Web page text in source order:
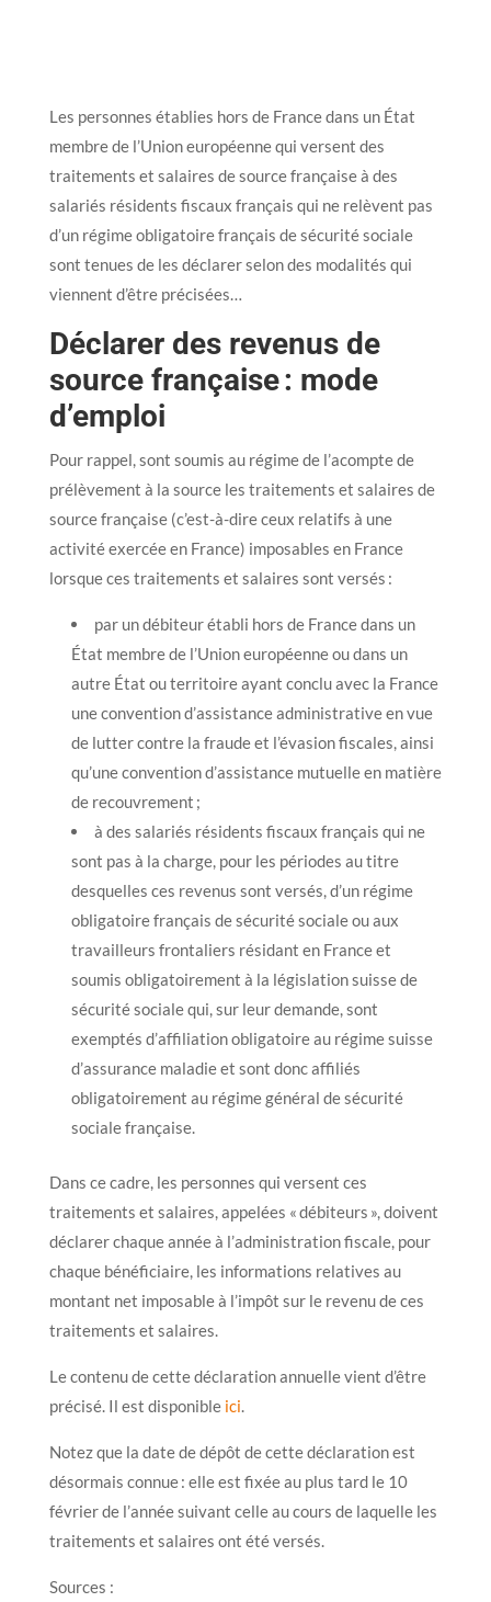
Les personnes établies hors de France dans un État
membre de l’Union européenne qui versent des
traitements et salaires de source française à des
salariés résidents fiscaux français qui ne relèvent pas
d’un régime obligatoire français de sécurité sociale
sont tenues de les déclarer selon des modalités qui
viennent d’être précisées…
Déclarer des revenus de
source française : mode
d’emploi
Pour rappel, sont soumis au régime de l’acompte de
prélèvement à la source les traitements et salaires de
source française (c’est-à-dire ceux relatifs à une
activité exercée en France) imposables en France
lorsque ces traitements et salaires sont versés :
par un débiteur établi hors de France dans un
État membre de l’Union européenne ou dans un
autre État ou territoire ayant conclu avec la France
une convention d’assistance administrative en vue
de lutter contre la fraude et l’évasion fiscales, ainsi
qu’une convention d’assistance mutuelle en matière
de recouvrement ;
à des salariés résidents fiscaux français qui ne
sont pas à la charge, pour les périodes au titre
desquelles ces revenus sont versés, d’un régime
obligatoire français de sécurité sociale ou aux
travailleurs frontaliers résidant en France et
soumis obligatoirement à la législation suisse de
sécurité sociale qui, sur leur demande, sont
exemptés d’affiliation obligatoire au régime suisse
d’assurance maladie et sont donc affiliés
obligatoirement au régime général de sécurité
sociale française.
Dans ce cadre, les personnes qui versent ces
traitements et salaires, appelées « débiteurs », doivent
déclarer chaque année à l’administration fiscale, pour
chaque bénéficiaire, les informations relatives au
montant net imposable à l’impôt sur le revenu de ces
traitements et salaires.
Le contenu de cette déclaration annuelle vient d’être
précisé. Il est disponible ici.
Notez que la date de dépôt de cette déclaration est
désormais connue : elle est fixée au plus tard le 10
février de l’année suivant celle au cours de laquelle les
traitements et salaires ont été versés.
Sources :